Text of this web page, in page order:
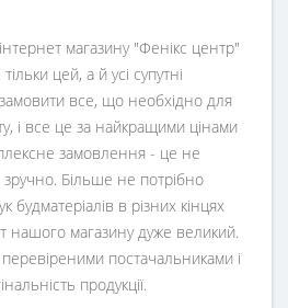
магазину "Фенікс центр"
цей, а й усі супутні
все, що необхідно для
і все це за найкращими цінами
замовлення - це не
зручно. Більше не потрібно
будматеріалів в різних кінцях
нашого магазину дуже великий.
постачальниками і
продукції.